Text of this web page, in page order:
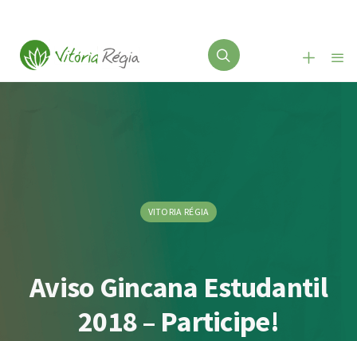
VITORIA RÉGIA
Aviso Gincana Estudantil
2018 – Participe!